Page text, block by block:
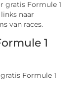
gratis Formule 1
naar
van races.
1
Formule 1